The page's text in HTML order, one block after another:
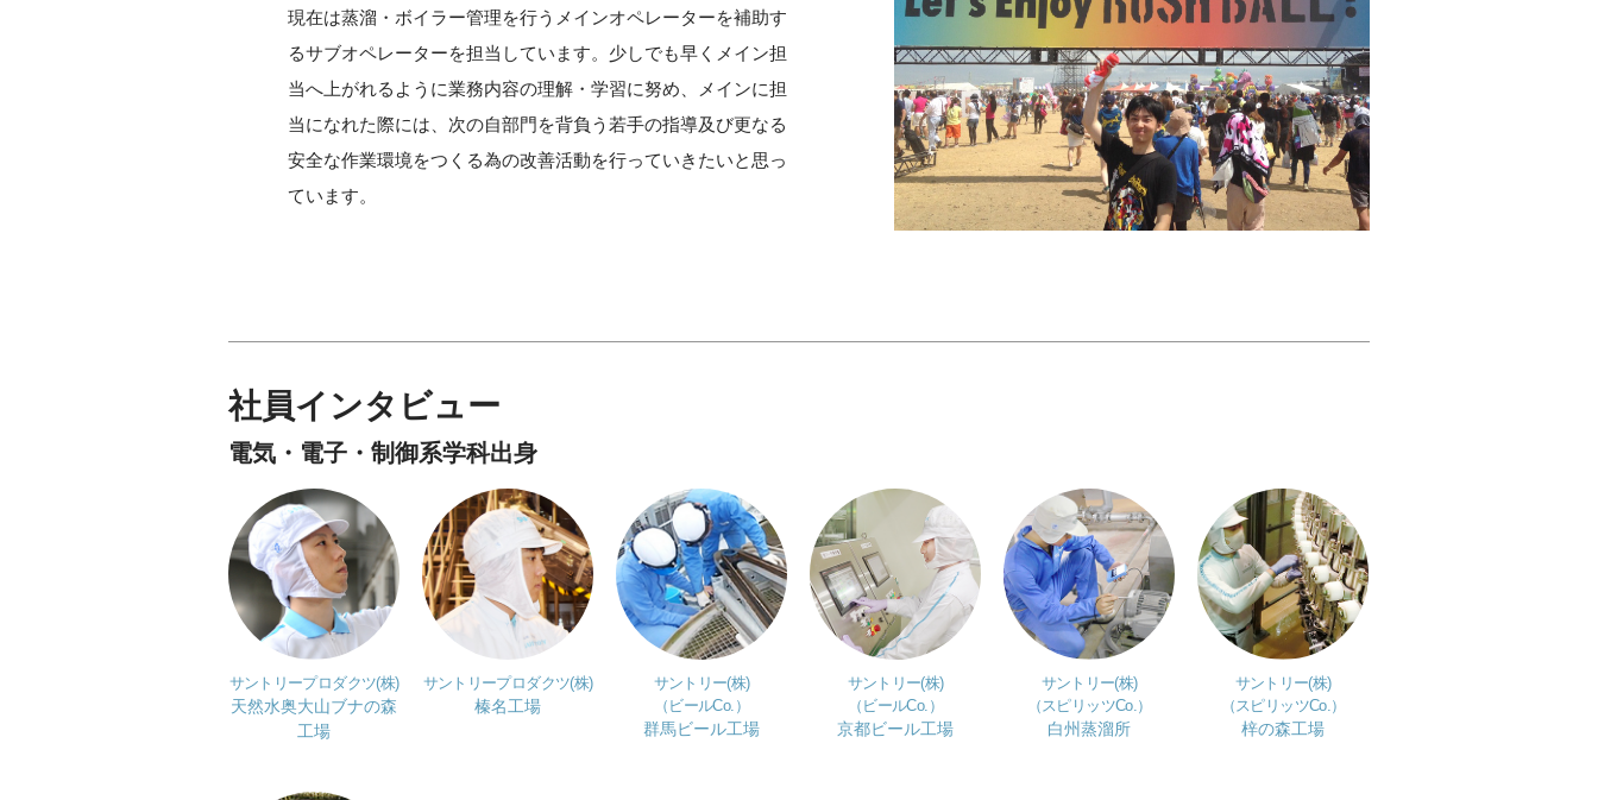
現在は蒸溜・ボイラー管理を行うメインオペレーターを補助す
るサブオペレーターを担当しています。少しでも早くメイン担
当へ上がれるように業務内容の理解・学習に努め、メインに担
当になれた際には、次の自部門を背負う若手の指導及び更なる
安全な作業環境をつくる為の改善活動を行っていきたいと思っ
ています。
社員インタビュー
電気・電子・制御系学科出身
サントリープロダクツ(株)
天然水奥大山ブナの森
工場
サントリープロダクツ(株)
榛名工場
サントリー(株)
（ビールCo.）
群馬ビール工場
サントリー(株)
（ビールCo.）
京都ビール工場
サントリー(株)
（スピリッツCo.）
白州蒸溜所
サントリー(株)
（スピリッツCo.）
梓の森工場